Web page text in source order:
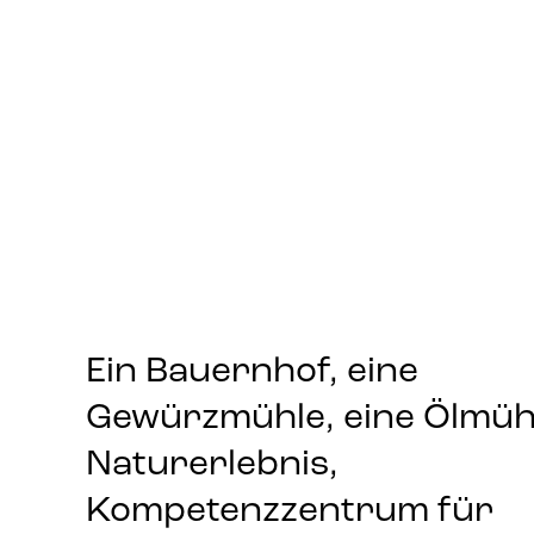
Ein Bauernhof, eine
Gewürzmühle, eine
Naturerlebnis,
Kompetenzzentrum für